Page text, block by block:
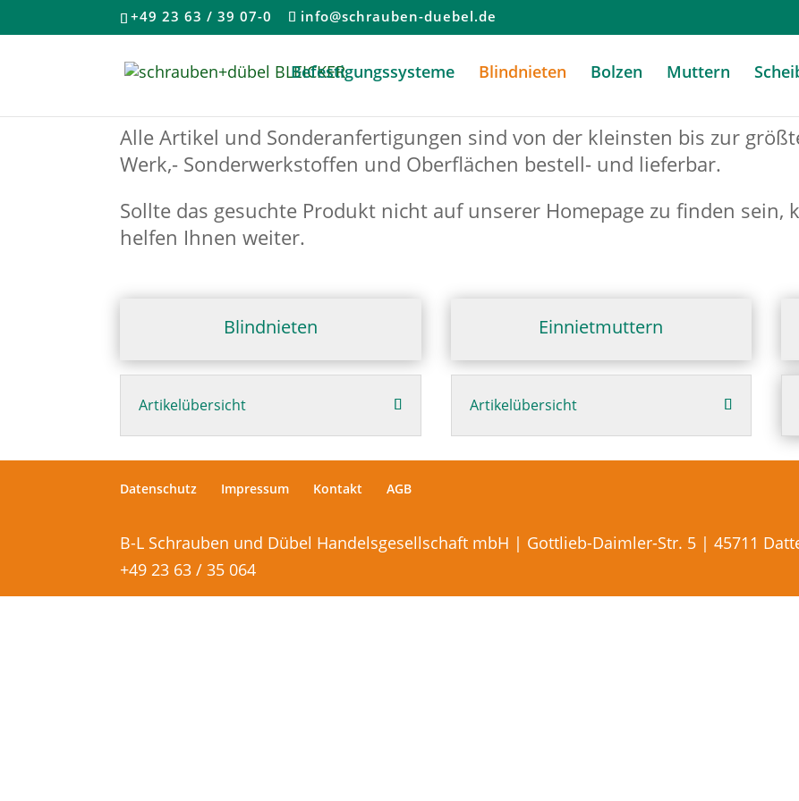
+49 23 63 / 39 07-0 info@schrauben-duebel.de
Befestigungssysteme Blindnieten Bolzen Muttern
Alle Artikel und Sonderanfertigungen sind von der kleinsten bis zur
Werk,- Sonderwerkstoffen und Oberflächen bestell- und lieferbar.
Sollte das gesuchte Produkt nicht auf unserer Homepage zu finden sein,
helfen Ihnen weiter.
Blindnieten
Artikelübersicht
Einnietmuttern
Artikelübersicht
Datenschutz Impressum Kontakt AGB
B-L Schrauben und Dübel Handelsgesellschaft mbH | Gottlieb-Daimler-Str. 5 | 45711
+49 23 63 / 35 064